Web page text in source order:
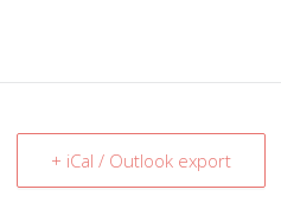
+ iCal / Outlook export